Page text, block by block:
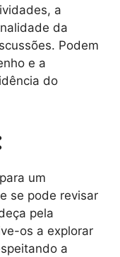
a
da
Podem
e a
do
um
se pode revisar
pela
os a explorar
a